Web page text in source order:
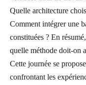
Quelle architecture
Comment intégrer une
constituées ? En
quelle méthode doit-on
Cette journée se
confrontant les